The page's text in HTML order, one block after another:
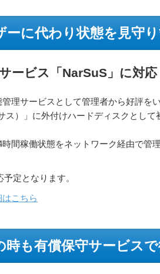
ーに代わり状態を見守
ービス「NarSuS」に対応
理サービスとして管理者から好評を
ス）」に外付けハードディスクとして
間稼働状態をネットワーク経由で管
定となります。
はこちら
時も有償保守サービス